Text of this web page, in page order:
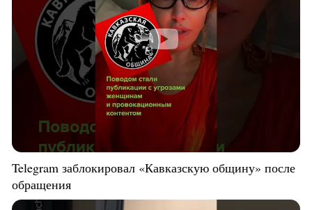
Telegram заблокировал «Кавказскую общину» после
обращения